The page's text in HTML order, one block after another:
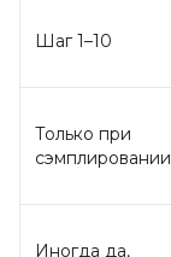
Шаг 1–10
Только при
сэмплировании
Иногда да,